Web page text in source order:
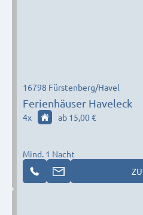
Ferienhäuser Haveleck
16798 Fürstenberg/Havel
4x ab 15,00 €
Mind. 1 Nacht